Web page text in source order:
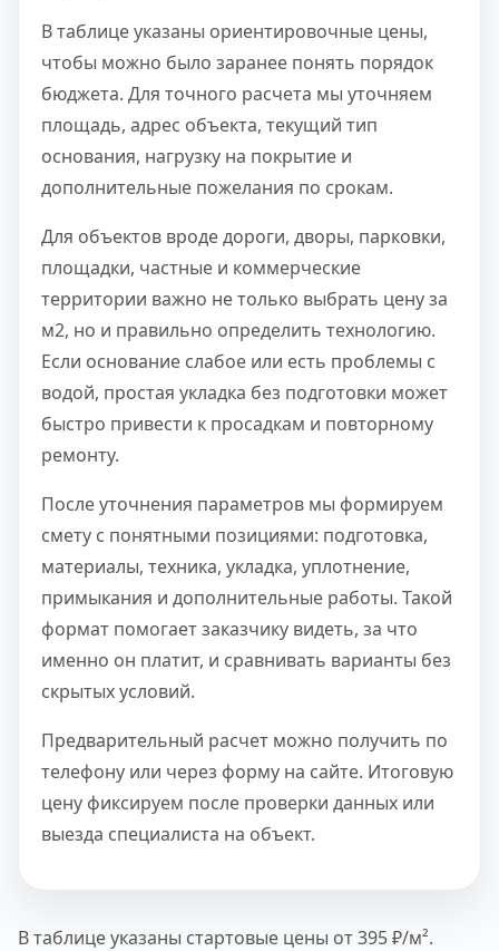
В таблице указаны ориентировочные цены,
чтобы можно было заранее понять порядок
бюджета. Для точного расчета мы уточняем
площадь, адрес объекта, текущий тип
основания, нагрузку на покрытие и
дополнительные пожелания по срокам.
Для объектов вроде дороги, дворы, парковки,
площадки, частные и коммерческие
территории важно не только выбрать цену за
м2, но и правильно определить технологию.
Если основание слабое или есть проблемы с
водой, простая укладка без подготовки может
быстро привести к просадкам и повторному
ремонту.
После уточнения параметров мы формируем
смету с понятными позициями: подготовка,
материалы, техника, укладка, уплотнение,
примыкания и дополнительные работы. Такой
формат помогает заказчику видеть, за что
именно он платит, и сравнивать варианты без
скрытых условий.
Предварительный расчет можно получить по
телефону или через форму на сайте. Итоговую
цену фиксируем после проверки данных или
выезда специалиста на объект.
В таблице указаны стартовые цены от 395 ₽/м².